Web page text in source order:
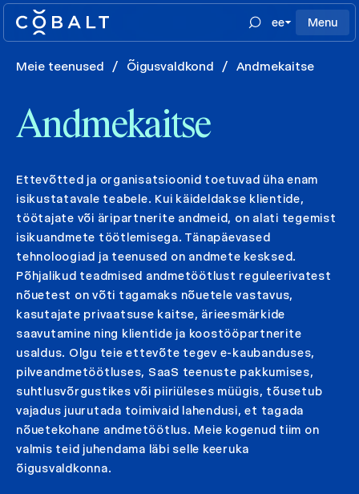
ee Menu
Meie teenused / Õigusvaldkond / Andmekaitse
Andmekaitse
Ettevõtted ja organisatsioonid toetuvad üha enam
isikustatavale teabele. Kui käideldakse klientide,
töötajate või äripartnerite andmeid, on alati tegemist
isikuandmete töötlemisega. Tänapäevased
tehnoloogiad ja teenused on andmete kesksed.
Põhjalikud teadmised andmetöötlust reguleerivatest
nõuetest on võti tagamaks nõuetele vastavus,
kasutajate privaatsuse kaitse, ärieesmärkide
saavutamine ning klientide ja koostööpartnerite
usaldus. Olgu teie ettevõte tegev e-kaubanduses,
pilveandmetöötluses, SaaS teenuste pakkumises,
suhtlusvõrgustikes või piiriüleses müügis, tõusetub
vajadus juurutada toimivaid lahendusi, et tagada
nõuetekohane andmetöötlus. Meie kogenud tiim on
valmis teid juhendama läbi selle keeruka
õigusvaldkonna.